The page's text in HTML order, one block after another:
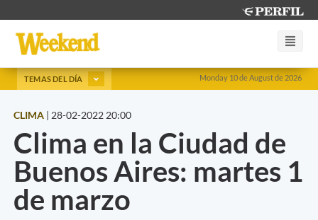
Monday 10 de August de 2026
TEMAS DEL DÍA
CLIMA | 28-02-2022 20:00
Clima en la Ciudad de
Buenos Aires: martes 1
de marzo